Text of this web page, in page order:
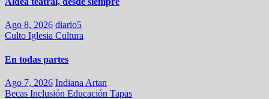
Ago 8, 2026 diario5
Culto Iglesia Cultura
En todas partes
Ago 7, 2026 Indiana Artan
Becas Inclusión Educación Tapas